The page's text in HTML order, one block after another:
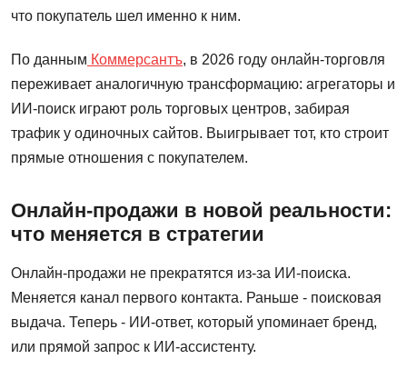
что покупатель шел именно к ним.
По данным Коммерсантъ, в 2026 году онлайн-торговля
переживает аналогичную трансформацию: агрегаторы и
ИИ-поиск играют роль торговых центров, забирая
трафик у одиночных сайтов. Выигрывает тот, кто строит
прямые отношения с покупателем.
Онлайн-продажи в новой реальности:
что меняется в стратегии
Онлайн-продажи не прекратятся из-за ИИ-поиска.
Меняется канал первого контакта. Раньше - поисковая
выдача. Теперь - ИИ-ответ, который упоминает бренд,
или прямой запрос к ИИ-ассистенту.